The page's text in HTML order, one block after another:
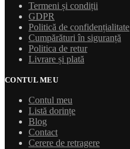
Termeni și condiții
GDPR
Politică de confidențialitate
Cumpărături în siguranță
Politica de retur
Livrare și plată
CONTUL MEU
Contul meu
Listă dorințe
Blog
Contact
Cerere de retragere